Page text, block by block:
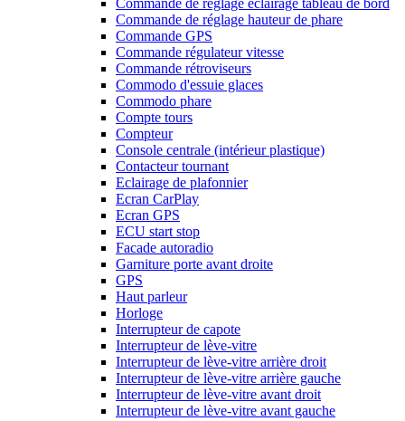
Commande de réglage eclairage tableau de bord
Commande de réglage hauteur de phare
Commande GPS
Commande régulateur vitesse
Commande rétroviseurs
Commodo d'essuie glaces
Commodo phare
Compte tours
Compteur
Console centrale (intérieur plastique)
Contacteur tournant
Eclairage de plafonnier
Ecran CarPlay
Ecran GPS
ECU start stop
Facade autoradio
Garniture porte avant droite
GPS
Haut parleur
Horloge
Interrupteur de capote
Interrupteur de lève-vitre
Interrupteur de lève-vitre arrière droit
Interrupteur de lève-vitre arrière gauche
Interrupteur de lève-vitre avant droit
Interrupteur de lève-vitre avant gauche